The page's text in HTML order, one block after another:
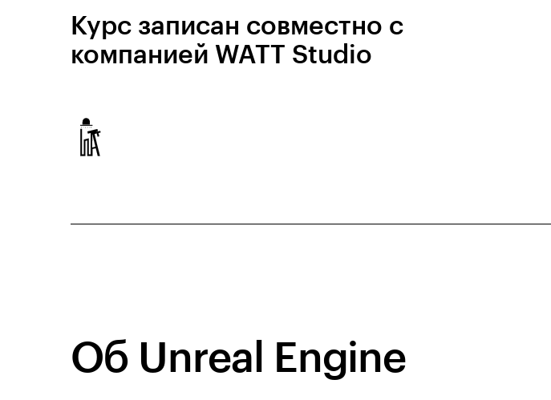
Курс записан совместно с
компанией WATT Studio
Об Unreal Engine